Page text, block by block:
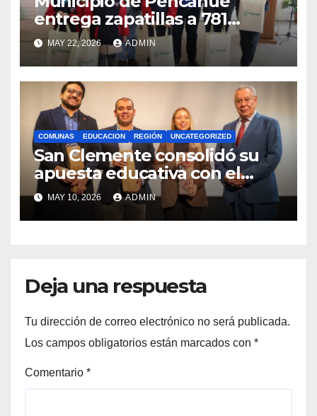
entrega zapatillas a 781
estudiantes con recursos del
Royalty Minero
MAY 22, 2026 ADMIN
COMUNAS EDUCACION REGIÓN UNCATEGORIZED
San Clemente consolidó su
apuesta educativa con el
lanzamiento del
Preuniversitario Brotes 2026
MAY 10, 2026 ADMIN
Deja una respuesta
Tu dirección de correo electrónico no será publicada.
Los campos obligatorios están marcados con *
Comentario *